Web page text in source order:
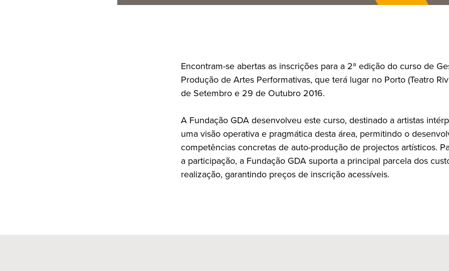
Encontram-se abertas as inscrições para a 2ª edição do curso de
Produção de Artes Performativas, que terá lugar no Porto (Teatro
de Setembro e 29 de Outubro 2016.
A Fundação GDA desenvolveu este curso, destinado a artistas
uma visão operativa e pragmática desta área, permitindo o
competências concretas de auto-produção de projectos artísticos.
a participação, a Fundação GDA suporta a principal parcela dos
realização, garantindo preços de inscrição acessíveis.